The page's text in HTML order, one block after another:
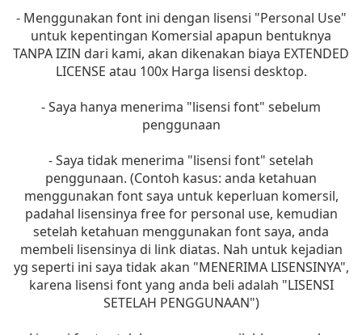
- Menggunakan font ini dengan lisensi "Personal Use"
untuk kepentingan Komersial apapun bentuknya
TANPA IZIN dari kami, akan dikenakan biaya EXTENDED
LICENSE atau 100x Harga lisensi desktop.
- Saya hanya menerima "lisensi font" sebelum
penggunaan
- Saya tidak menerima "lisensi font" setelah
penggunaan. (Contoh kasus: anda ketahuan
menggunakan font saya untuk keperluan komersil,
padahal lisensinya free for personal use, kemudian
setelah ketahuan menggunakan font saya, anda
membeli lisensinya di link diatas. Nah untuk kejadian
yg seperti ini saya tidak akan "MENERIMA LISENSINYA",
karena lisensi font yang anda beli adalah "LISENSI
SETELAH PENGGUNAAN")